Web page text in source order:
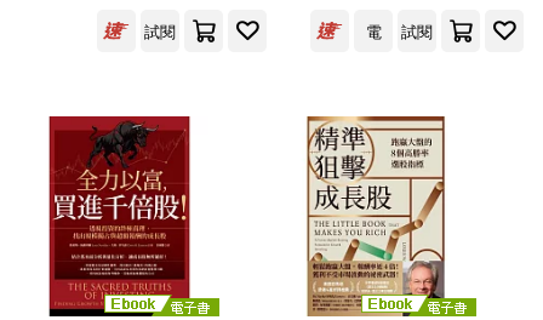
無印良品(4) 星巴克(1)
日用清潔(17) 休閒生活(168)
婦幼生活(182)
餐廚生活(143) 電子票證(5)
（英）阿瑟·柯南·道爾(69)
柯南．道爾(60)
（英）柯南道爾(60)
田中芳樹(57)
展開
出版社 (可複選)
Naxos(460)
SONY MUSIC(443)
試閱
電
試閱